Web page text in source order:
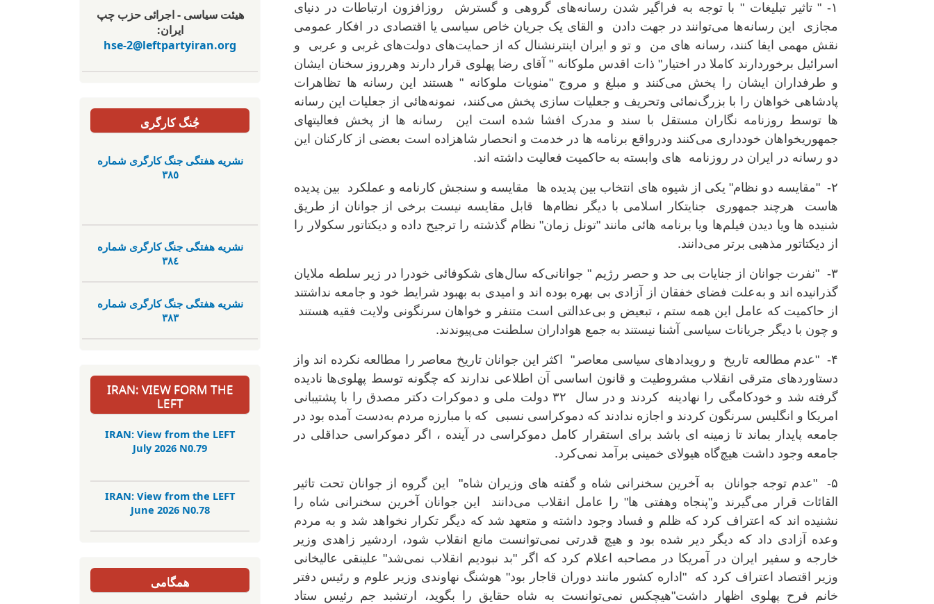
۱- " تاثیر تبلیغات " با توجه به فراگیر شدن رسانه‌های گروهی و گسترش روزافزون ارتباطات در دنیای
مجازی این رسانه‌ها می‌توانند در جهت دادن و القای یک جریان خاص سیاسی یا اقتصادی در افکار عمومی
نقش مهمی ایفا کنند، رسانه های من و تو و ایران اینترنشنال که از حمایت‌های دولت‌های غربی و عربی و
اسرائیل برخوردارند کاملا در اختیار" ذات اقدس ملوکانه " آقای رضا پهلوی قرار دارند وهرروز سخنان ایشان
و طرفداران ایشان را پخش می‌کنند و مبلغ و مروج "منویات ملوکانه " هستند این رسانه ها تظاهرات
پادشاهی خواهان را با بزرگ‌نمائی وتحریف و جعلیات سازی پخش می‌کنند، نمونه‌هائی از جعلیات این رسانه
ها توسط روزنامه نگاران مستقل با سند و مدرک افشا شده است این رسانه ها از پخش فعالیتهای
جمهوریخواهان خودداری می‌کنند ودرواقع برنامه ها در خدمت و انحصار شاهزاده است بعضی از کارکنان این
دو رسانه در ایران در روزنامه های وابسته به حاکمیت فعالیت داشته اند.
۲- "مقایسه دو نظام" یکی از شیوه های انتخاب بین پدیده ها مقایسه و سنجش کارنامه و عملکرد بین پدیده
هاست هرچند جمهوری جنایتکار اسلامی با دیگر نظام‌ها قابل مقایسه نیست برخی از جوانان از طریق
شنیده ها ویا دیدن فیلم‌ها ویا برنامه هائی مانند "تونل زمان" نظام گذشته را ترجیح داده و دیکتاتور سکولار را
از دیکتاتور مذهبی برتر می‌دانند.
۳- "نفرت جوانان از جنایات بی حد و حصر رژیم " جوانانی‌که سال‌های شکوفائی خودرا در زیر سلطه ملایان
گذرانیده اند و به‌علت فضای خفقان از آزادی بی بهره بوده اند و امیدی به بهبود شرایط خود و جامعه نداشتند
از حاکمیت که عامل این همه ستم ، تبعیض و بی‌عدالتی است متنفر و خواهان سرنگونی ولایت فقیه هستند
و چون با دیگر جریانات سیاسی آشنا نیستند به جمع هواداران سلطنت می‌پیوندند.
۴- "عدم مطالعه تاریخ و رویدادهای سیاسی معاصر" اکثر این جوانان تاریخ معاصر را مطالعه نکرده اند واز
دستاوردهای مترقی انقلاب مشروطیت و قانون اساسی آن اطلاعی ندارند که چگونه توسط پهلوی‌ها نادیده
گرفته شد و خودکامگی را نهادینه کردند و در سال ۳۲ دولت ملی و دموکرات دکتر مصدق را با پشتیبانی
امریکا و انگلیس سرنگون کردند و اجازه ندادند که دموکراسی نسبی که با مبارزه مردم به‌دست آمده‌ بود در
جامعه پایدار بماند تا زمینه ای باشد برای استقرار کامل دموکراسی در آینده ، اگر دموکراسی حداقلی در
جامعه وجود داشت هیچ‌گاه هیولای خمینی برآمد نمی‌کرد.
۵- "عدم توجه جوانان به آخرین سخنرانی شاه و گفته های وزیران شاه" این گروه از جوانان تحت تاثیر
القائات قرار می‌گیرند و"پنجاه و‌هفتی ها" را عامل انقلاب می‌دانند این جوانان آخرین سخنرانی شاه را
نشنیده اند که اعتراف کرد که ظلم و فساد وجود داشته و متعهد شد که دیگر تکرار نخواهد شد و به مردم
وعده آزادی داد که دیگر دیر شده بود و هیچ قدرتی نمی‌توانست مانع انقلاب شود، اردشیر زاهدی وزیر
خارجه و سفیر ایران در آمریکا در مصاحبه اعلام کرد که اگر "بد نبودیم انقلاب نمی‌شد" علینقی عالیخانی
وزیر اقتصاد اعتراف کرد که "اداره کشور مانند دوران قاجار بود" هوشنگ نهاوندی وزیر علوم و رئیس دفتر
خانم فرح پهلوی اظهار داشت"هیچکس نمی‌توانست به شاه حقایق را بگوید، ارتشبد جم رئیس ستاد
هیئت سیاسی - اجرائی حزب چپ
ایران:
hse-2@leftpartyiran.org
جُنگ کارگری
نشریە هفتگی جنگ کارگری شمارە
٣٨٥
نشریە هفتگی جنگ کارگری شمارە
٣٨٤
نشریە هفتگی جنگ کارگری شمارە
٣٨٣
IRAN: VIEW FORM THE
LEFT
IRAN: View from the LEFT
July 2026 N0.79
IRAN: View from the LEFT
June 2026 N0.78
همگامی